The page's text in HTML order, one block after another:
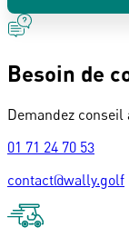
Besoin de
Demandez
01 71 24 70 53
contact@wally.golf